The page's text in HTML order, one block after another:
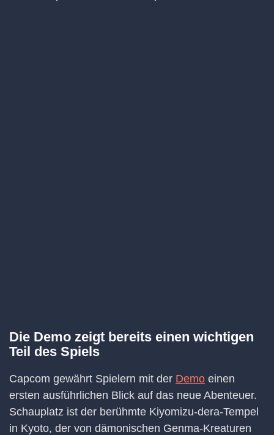
Die Demo zeigt bereits einen wichtigen
Teil des Spiels
Capcom gewährt Spielern mit der Demo einen
ersten ausführlichen Blick auf das neue Abenteuer.
Schauplatz ist der berühmte Kiyomizu-dera-Tempel
in Kyoto, der von dämonischen Genma-Kreaturen